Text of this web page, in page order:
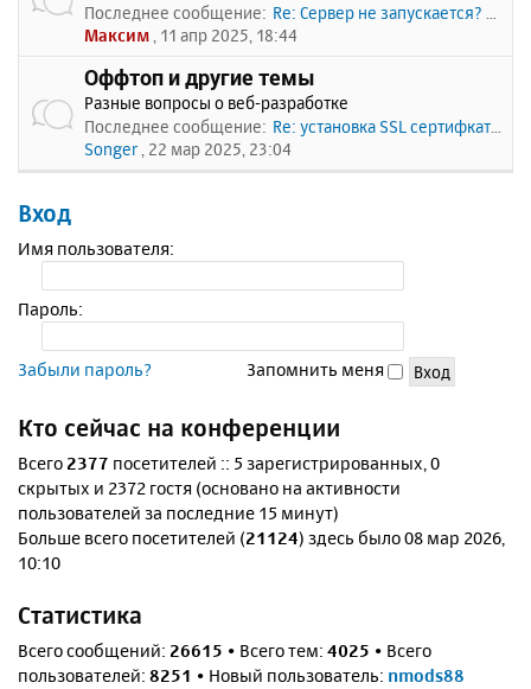
Последнее сообщение: Re: Сервер не запускается? Пи…
Максим , 11 апр 2025, 18:44
Оффтоп и другие темы
Разные вопросы о веб-разработке
Последнее сообщение: Re: установка SSL сертифката
Songer , 22 мар 2025, 23:04
Вход
Имя пользователя:
Пароль:
Забыли пароль? Запомнить меня
Кто сейчас на конференции
Всего 2377 посетителей :: 5 зарегистрированных, 0
скрытых и 2372 гостя (основано на активности
пользователей за последние 15 минут)
Больше всего посетителей (21124) здесь было 08 мар 2026,
10:10
Статистика
Всего сообщений: 26615 • Всего тем: 4025 • Всего
пользователей: 8251 • Новый пользователь: nmods88